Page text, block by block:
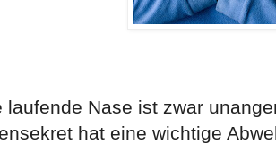
laufende Nase ist zwar
hat eine wichtige